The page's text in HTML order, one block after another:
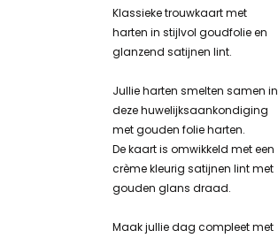
Klassieke trouwkaart met
harten in stijlvol goudfolie en
glanzend satijnen lint.
Jullie harten smelten samen in
deze huwelijksaankondiging
met gouden folie harten.
De kaart is omwikkeld met een
crème kleurig satijnen lint met
gouden glans draad.
Maak jullie dag compleet met